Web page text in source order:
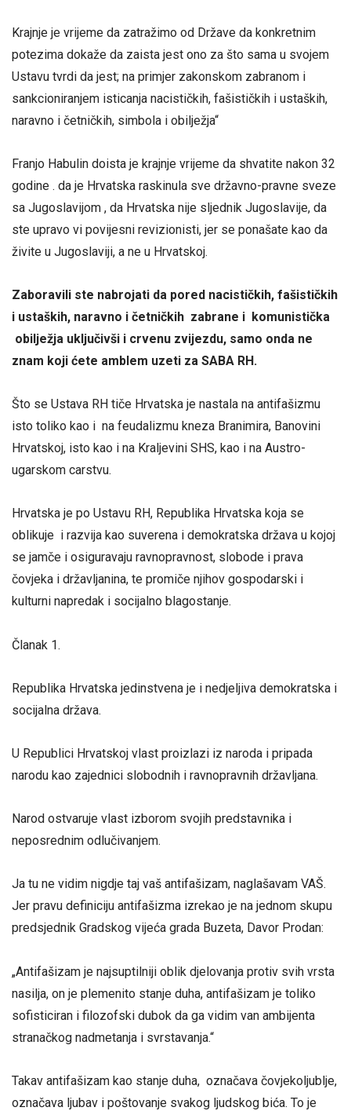
Krajnje je vrijeme da zatražimo od Države da konkretnim
potezima dokaže da zaista jest ono za što sama u svojem
Ustavu tvrdi da jest; na primjer zakonskom zabranom i
sankcioniranjem isticanja nacističkih, fašističkih i ustaških,
naravno i četničkih, simbola i obilježja“
Franjo Habulin doista je krajnje vrijeme da shvatite nakon 32
godine . da je Hrvatska raskinula sve državno-pravne sveze
sa Jugoslavijom , da Hrvatska nije sljednik Jugoslavije, da
ste upravo vi povijesni revizionisti, jer se ponašate kao da
živite u Jugoslaviji, a ne u Hrvatskoj.
Zaboravili ste nabrojati da pored nacističkih, fašističkih
i ustaških, naravno i četničkih zabrane i komunistička
obilježja uključivši i crvenu zvijezdu, samo onda ne
znam koji ćete amblem uzeti za SABA RH.
Što se Ustava RH tiče Hrvatska je nastala na antifašizmu
isto toliko kao i na feudalizmu kneza Branimira, Banovini
Hrvatskoj, isto kao i na Kraljevini SHS, kao i na Austro-
ugarskom carstvu.
Hrvatska je po Ustavu RH, Republika Hrvatska koja se
oblikuje i razvija kao suverena i demokratska država u kojoj
se jamče i osiguravaju ravnopravnost, slobode i prava
čovjeka i državljanina, te promiče njihov gospodarski i
kulturni napredak i socijalno blagostanje.
Članak 1.
Republika Hrvatska jedinstvena je i nedjeljiva demokratska i
socijalna država.
U Republici Hrvatskoj vlast proizlazi iz naroda i pripada
narodu kao zajednici slobodnih i ravnopravnih državljana.
Narod ostvaruje vlast izborom svojih predstavnika i
neposrednim odlučivanjem.
Ja tu ne vidim nigdje taj vaš antifašizam, naglašavam VAŠ.
Jer pravu definiciju antifašizma izrekao je na jednom skupu
predsjednik Gradskog vijeća grada Buzeta, Davor Prodan:
„Antifašizam je najsuptilniji oblik djelovanja protiv svih vrsta
nasilja, on je plemenito stanje duha, antifašizam je toliko
sofisticiran i filozofski dubok da ga vidim van ambijenta
stranačkog nadmetanja i svrstavanja.“
Takav antifašizam kao stanje duha, označava čovjekoljublje,
označava ljubav i poštovanje svakog ljudskog bića. To je